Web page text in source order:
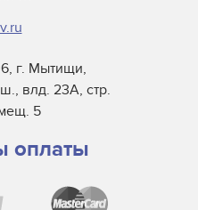
г. Мытищи,
влд. 23А, стр.
5
оплаты